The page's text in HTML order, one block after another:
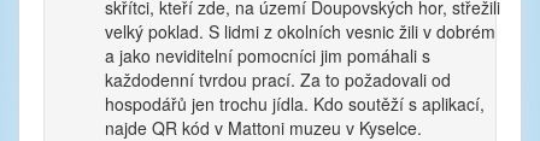
skřítci, kteří zde, na území Doupovských hor, střežili
velký poklad. S lidmi z okolních vesnic žili v dobrém
a jako neviditelní pomocníci jim pomáhali s
každodenní tvrdou prací. Za to požadovali od
hospodářů jen trochu jídla. Kdo soutěží s aplikací,
najde QR kód v Mattoni muzeu v Kyselce.